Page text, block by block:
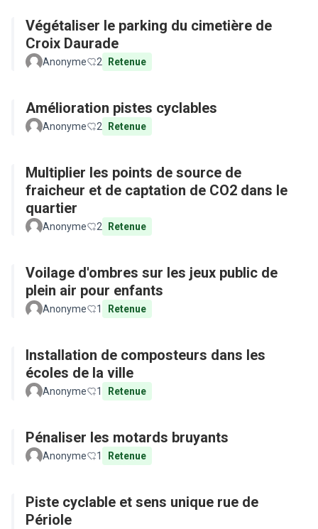
Végétaliser le parking du cimetière de
Croix Daurade
Anonyme 2 Retenue
Amélioration pistes cyclables
Anonyme 2 Retenue
Multiplier les points de source de
fraicheur et de captation de CO2 dans le
quartier
Anonyme 2 Retenue
Voilage d'ombres sur les jeux public de
plein air pour enfants
Anonyme 1 Retenue
Installation de composteurs dans les
écoles de la ville
Anonyme 1 Retenue
Pénaliser les motards bruyants
Anonyme 1 Retenue
Piste cyclable et sens unique rue de
Périole